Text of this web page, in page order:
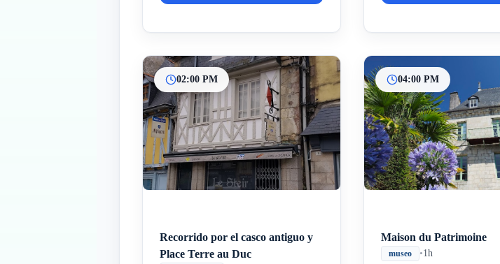
02:00 PM
Recorrido por el casco antiguo y
Place Terre au Duc
04:00 PM
Maison du Patrimoine
museo •1h